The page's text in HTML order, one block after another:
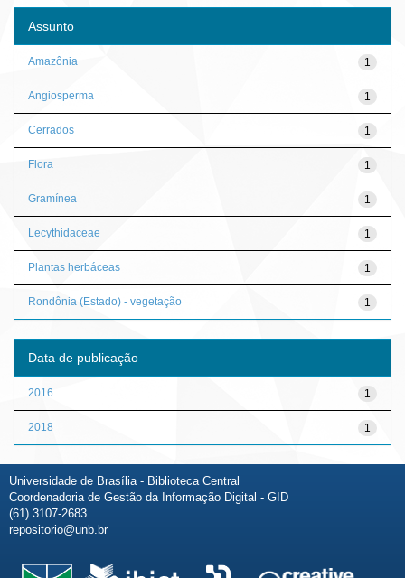
Assunto
1
Amazônia
1
Angiosperma
1
Cerrados
1
Flora
1
Gramínea
1
Lecythidaceae
1
Plantas herbáceas
1
Rondônia (Estado) - vegetação
Data de publicação
1
2016
1
2018
Universidade de Brasília - Biblioteca Central
Coordenadoria de Gestão da Informação Digital - GID
(61) 3107-2683
repositorio@unb.br